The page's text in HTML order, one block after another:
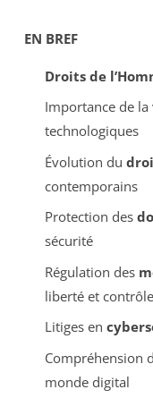
EN BREF
Droits de
Importance de la
technologiques
Évolution du
contemporains
Protection des
sécurité
Régulation des
liberté et contrôle
Litiges en
Compréhension
monde digital